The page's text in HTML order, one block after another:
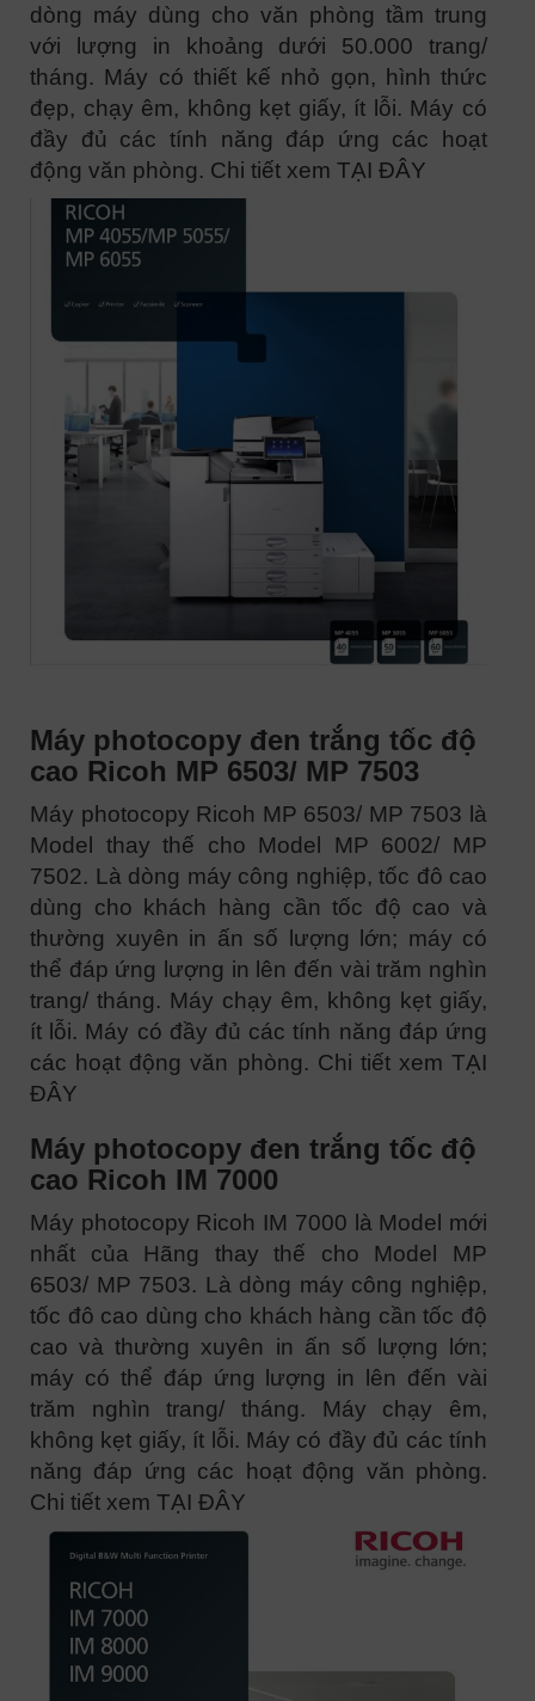
dòng máy dùng cho văn phòng tầm trung
với lượng in khoảng dưới 50.000 trang/
tháng. Máy có thiết kế nhỏ gọn, hình thức
đẹp, chạy êm, không kẹt giấy, ít lỗi. Máy có
đầy đủ các tính năng đáp ứng các hoạt
động văn phòng. Chi tiết xem TẠI ĐÂY
Máy photocopy đen trắng tốc độ
cao Ricoh MP 6503/ MP 7503
Máy photocopy Ricoh MP 6503/ MP 7503 là
Model thay thế cho Model MP 6002/ MP
7502. Là dòng máy công nghiệp, tốc đô cao
dùng cho khách hàng cần tốc độ cao và
thường xuyên in ấn số lượng lớn; máy có
thể đáp ứng lượng in lên đến vài trăm nghìn
trang/ tháng. Máy chạy êm, không kẹt giấy,
ít lỗi. Máy có đầy đủ các tính năng đáp ứng
các hoạt động văn phòng. Chi tiết xem TẠI
ĐÂY
Máy photocopy đen trắng tốc độ
cao Ricoh IM 7000
Máy photocopy Ricoh IM 7000 là Model mới
nhất của Hãng thay thế cho Model MP
6503/ MP 7503. Là dòng máy công nghiệp,
tốc đô cao dùng cho khách hàng cần tốc độ
cao và thường xuyên in ấn số lượng lớn;
máy có thể đáp ứng lượng in lên đến vài
trăm nghìn trang/ tháng. Máy chạy êm,
không kẹt giấy, ít lỗi. Máy có đầy đủ các tính
năng đáp ứng các hoạt động văn phòng.
Chi tiết xem TẠI ĐÂY